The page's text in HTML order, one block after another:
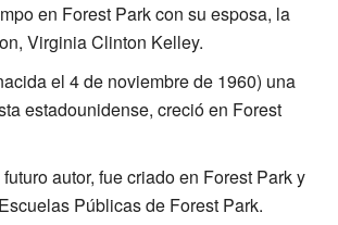
en Forest Park con su esposa, la
Virginia Clinton Kelley.
el 4 de noviembre de 1960) una
estadounidense, creció en Forest
autor, fue criado en Forest Park y
Públicas de Forest Park.